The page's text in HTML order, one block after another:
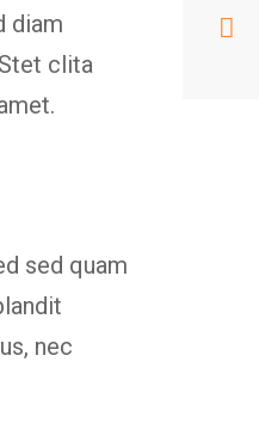
diam
clita
sed quam
nec